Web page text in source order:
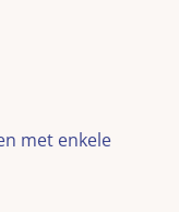
met enkele